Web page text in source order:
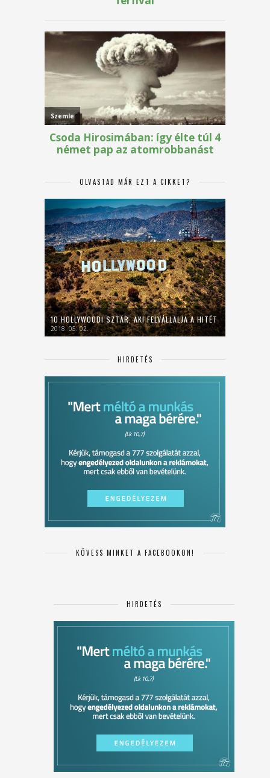
OLVASTAD MÁR EZT A CIKKET?
10 HOLLYWOODI SZTÁR, AKI FELVÁLLALJA A HITÉT
2018. 05. 02.
HIRDETÉS
KÖVESS MINKET A FACEBOOKON!
HIRDETÉS